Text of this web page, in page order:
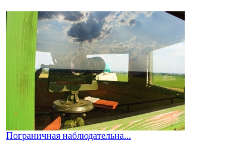
Пограничная наблюдательна...